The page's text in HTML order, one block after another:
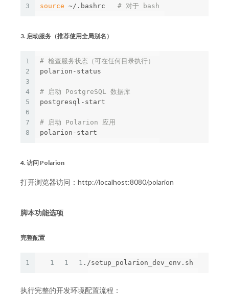
3
source ~/.bashrc # 对于 bash
3. 启动服务（推荐使用全局别名）
1
2
3
4
5
6
7
8
# 检查服务状态（可在任何目录执行）
polarion-status
# 启动 PostgreSQL 数据库
postgresql-start
# 启动 Polarion 应用
4. 访问 Polarion
打开浏览器访问：http://localhost:8080/polarion
脚本功能选项
完整配置
1 1 1 1
执行完整的开发环境配置流程：